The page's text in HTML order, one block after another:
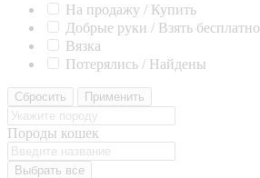
На продажу / Купить
Добрые руки / Взять бесплатно
Вязка
Потерялись / Найдены
Сбросить Применить
Породы кошек
Выбрать все